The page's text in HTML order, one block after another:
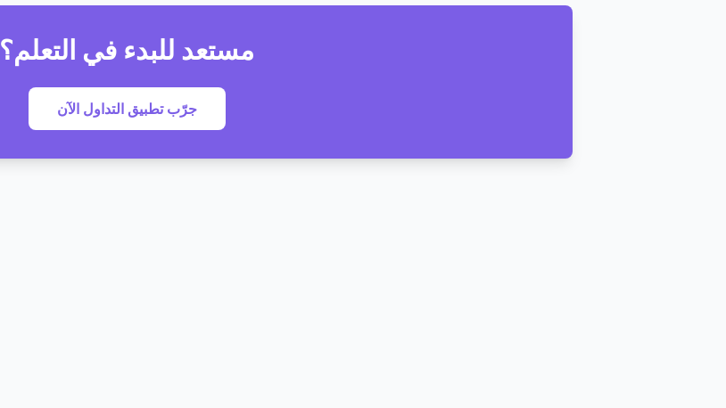
مستعد للبدء في التعلم؟
جرّب تطبيق التداول الآن